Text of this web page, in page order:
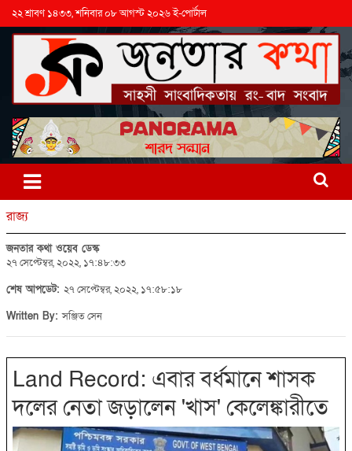
২২ শ্রাবণ ১৪৩৩, শনিবার ০৮ আগস্ট ২০২৬ ই-পোর্টাল
রাজ্য
জনতার কথা ওয়েব ডেস্ক
২৭ সেপ্টেম্বর, ২০২২, ১৭:৪৮:৩৩
শেষ আপডেট: ২৭ সেপ্টেম্বর, ২০২২, ১৭:৫৮:১৮
Written By:সঞ্জিত সেন
Land Record: এবার বর্ধমানে শাসক
দলের নেতা জড়ালেন 'খাস' কেলেঙ্কারীতে